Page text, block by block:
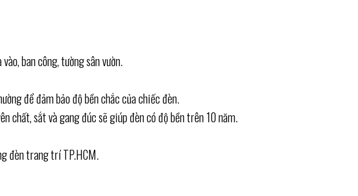
ban công, tường sân vườn.
để đảm bảo độ bền chắc của chiếc đèn.
chất, sắt và gang đúc sẽ giúp đèn có độ bền trên 10 năm.
đèn trang trí TP.HCM.